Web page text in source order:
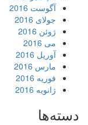
آگوست 2016
جولای 2016
ژوئن 2016
می 2016
آوریل 2016
مارس 2016
فوریه 2016
ژانویه 2016
دسته‌ها